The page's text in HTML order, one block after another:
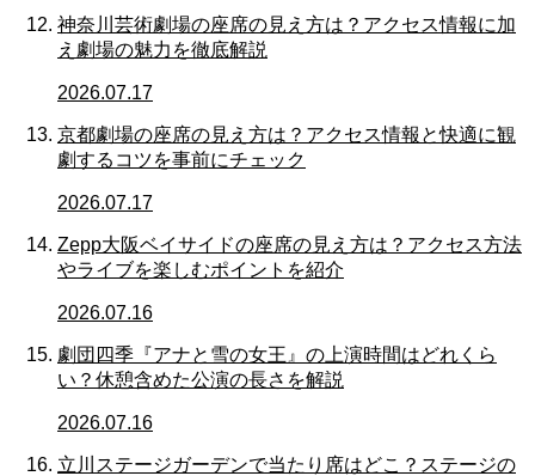
神奈川芸術劇場の座席の見え方は？アクセス情報に加
え劇場の魅力を徹底解説
2026.07.17
京都劇場の座席の見え方は？アクセス情報と快適に観
劇するコツを事前にチェック
2026.07.17
Zepp大阪ベイサイドの座席の見え方は？アクセス方法
やライブを楽しむポイントを紹介
2026.07.16
劇団四季『アナと雪の女王』の上演時間はどれくら
い？休憩含めた公演の長さを解説
2026.07.16
立川ステージガーデンで当たり席はどこ？ステージの